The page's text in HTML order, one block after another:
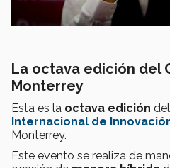
La octava edición del
Monterrey
Esta es la octava edición del
Internacional de
Monterrey.
Este evento se realiza de